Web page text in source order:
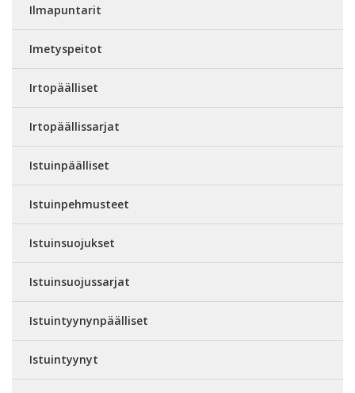
Ilmapuntarit
Imetyspeitot
Irtopäälliset
Irtopäällissarjat
Istuinpäälliset
Istuinpehmusteet
Istuinsuojukset
Istuinsuojussarjat
Istuintyynynpäälliset
Istuintyynyt